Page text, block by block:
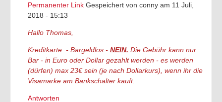
Permanenter Link Gespeichert von conny am 11 Juli,
2018 - 15:13
Hallo Thomas,
Kreditkarte - Bargeldlos - NEIN. Die Gebühr kann nur
Bar - in Euro oder Dollar gezahlt werden - es werden
(dürfen) max 23€ sein (je nach Dollarkurs), wenn ihr die
Visamarke am Bankschalter kauft.
Antworten